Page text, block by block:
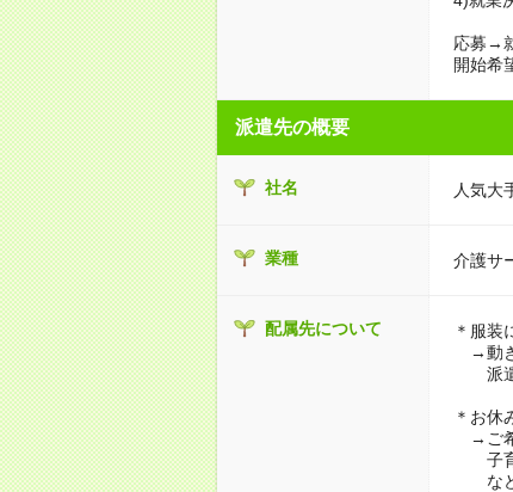
応募→
開始希
派遣先の概要
社名 人気大
業種 介護サ
配属先について
＊服装
→動き
派遣
＊お休
→ご希
子育
など